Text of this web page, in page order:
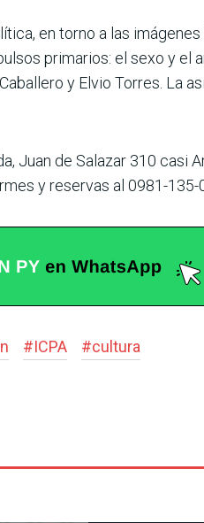
en torno a las
primarios: el sexo y el
y Elvio Torres. La
Juan de Salazar 310 casi
y reservas al 0981-135-
#ICPA #cultura